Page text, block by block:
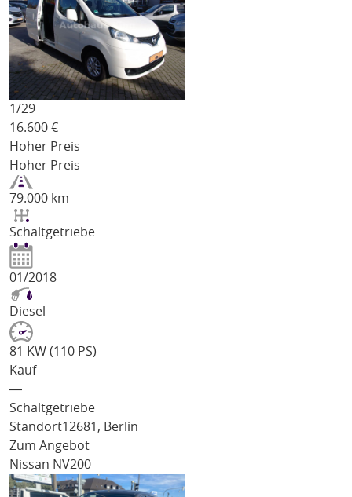
1/29
16.600 €
Hoher Preis
Hoher Preis
79.000 km
Schaltgetriebe
01/2018
Diesel
81 KW (110 PS)
Kauf
―
Schaltgetriebe
Standort12681, Berlin
Zum Angebot
Nissan NV200